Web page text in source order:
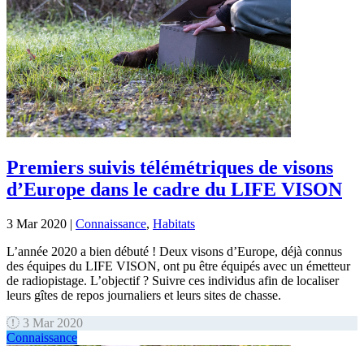
Premiers suivis télémétriques de visons
d’Europe dans le cadre du LIFE VISON
3 Mar 2020 | Connaissance, Habitats
L’année 2020 a bien débuté ! Deux visons d’Europe, déjà connus
des équipes du LIFE VISON, ont pu être équipés avec un émetteur
de radiopistage. L’objectif ? Suivre ces individus afin de localiser
leurs gîtes de repos journaliers et leurs sites de chasse.
3 Mar 2020
Connaissance